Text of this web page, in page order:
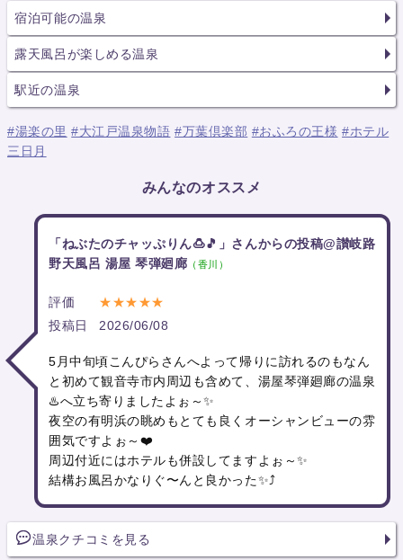
宿泊可能の温泉
露天風呂が楽しめる温泉
駅近の温泉
#湯楽の里 #大江戸温泉物語 #万葉倶楽部 #おふろの王様 #ホテル
三日月
みんなのオススメ
「ねぶたのチャッぷりん🍮🎵」さんからの投稿@讃岐路
野天風呂 湯屋 琴弾廻廊 （香川）
評価
★★★★★
投稿日
2026/06/08
5月中旬頃こんぴらさんへよって帰りに訪れるのもなん
と初めて観音寺市内周辺も含めて、湯屋琴弾廻廊の温泉
♨️へ立ち寄りましたよぉ～✨
夜空の有明浜の眺めもとても良くオーシャンビューの雰
囲気ですよぉ～❤️
周辺付近にはホテルも併設してますよぉ～✨
結構お風呂かなりぐ〜んと良かった✨⤴️
温泉クチコミを見る